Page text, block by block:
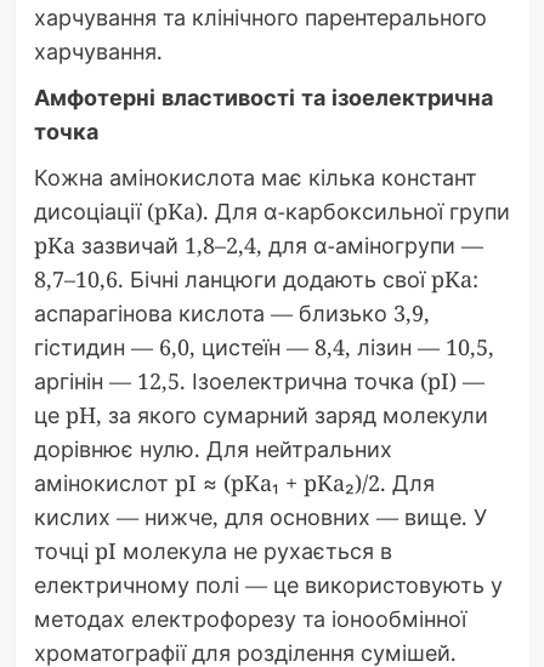
харчування та клінічного парентерального
харчування.
Амфотерні властивості та ізоелектрична
точка
Кожна амінокислота має кілька констант
дисоціації (pKa). Для α-карбоксильної групи
pKa зазвичай 1,8–2,4, для α-аміногрупи —
8,7–10,6. Бічні ланцюги додають свої pKa:
аспарагінова кислота — близько 3,9,
гістидин — 6,0, цистеїн — 8,4, лізин — 10,5,
аргінін — 12,5. Ізоелектрична точка (pI) —
це pH, за якого сумарний заряд молекули
дорівнює нулю. Для нейтральних
амінокислот pI ≈ (pKa₁ + pKa₂)/2. Для
кислих — нижче, для основних — вище. У
точці pI молекула не рухається в
електричному полі — це використовують у
методах електрофорезу та іонообмінної
хроматографії для розділення сумішей.